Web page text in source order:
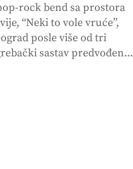
rock bend sa prostora
“Neki to vole vruće”,
posle više od tri
sastav predvođen...